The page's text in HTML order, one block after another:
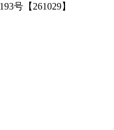
号【261029】